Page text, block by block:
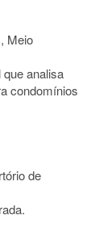
Meio
analisa
condomínios
de